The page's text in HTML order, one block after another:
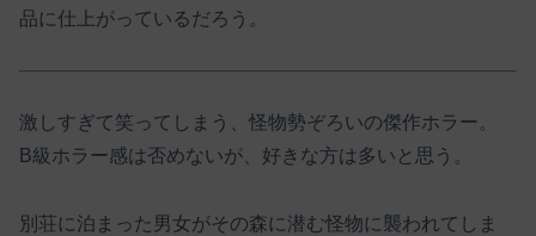
品に仕上がっているだろう。
激しすぎて笑ってしまう、怪物勢ぞろいの傑作ホラー。
B級ホラー感は否めないが、好きな方は多いと思う。
別荘に泊まった男女がその森に潜む怪物に襲われてしま